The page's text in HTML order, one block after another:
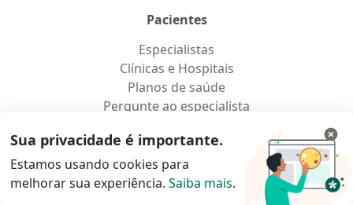
Pacientes
Especialistas
Clínicas e Hospitais
Planos de saúde
Pergunte ao especialista
Serviços
Doencas
Perguntas frequentes
Sua privacidade é importante.
Estamos usando cookies para
melhorar sua experiência. Saiba mais.